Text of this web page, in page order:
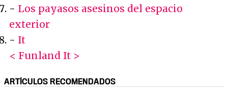
- Los payasos asesinos del espacio
exterior
- It
< Funland It >
ARTÍCULOS RECOMENDADOS